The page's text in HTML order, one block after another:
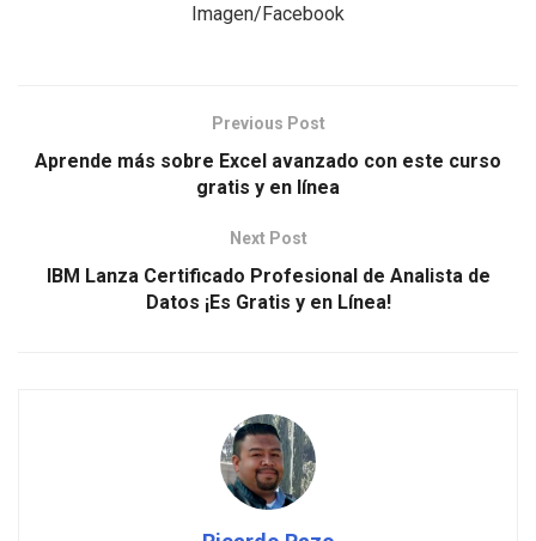
Imagen/Facebook
Previous Post
Aprende más sobre Excel avanzado con este curso
gratis y en línea
Next Post
IBM Lanza Certificado Profesional de Analista de
Datos ¡Es Gratis y en Línea!